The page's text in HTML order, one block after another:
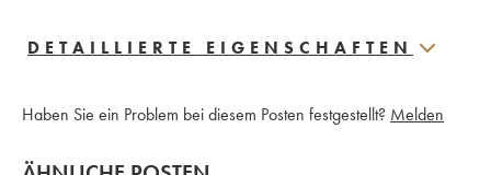
DETAILLIERTE EIGENSCHAFTEN
Haben Sie ein Problem bei diesem Posten festgestellt? Melden